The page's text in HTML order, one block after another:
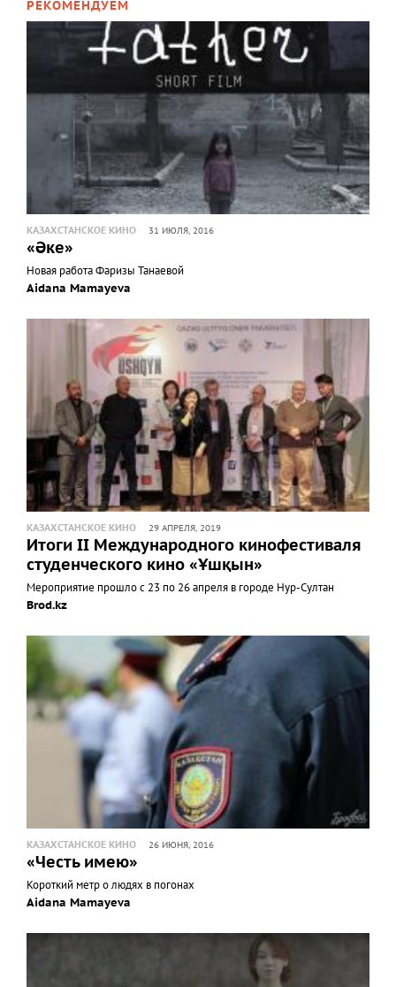
РЕКОМЕНДУЕМ
КАЗАХСТАНСКОЕ КИНО 31 ИЮЛЯ, 2016
«Әке»
Новая работа Фаризы Танаевой
Aidana Mamayeva
КАЗАХСТАНСКОЕ КИНО 29 АПРЕЛЯ, 2019
Итоги II Международного кинофестиваля
студенческого кино «Ұшқын»
Мероприятие прошло с 23 по 26 апреля в городе Нур-Султан
Brod.kz
КАЗАХСТАНСКОЕ КИНО 26 ИЮНЯ, 2016
«Честь имею»
Короткий метр о людях в погонах
Aidana Mamayeva